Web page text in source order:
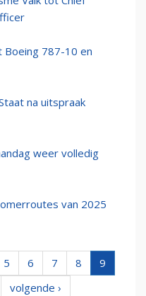
787-10 en
na uitspraak
weer volledig
van 2025
5 6 7 8
9
volgende ›